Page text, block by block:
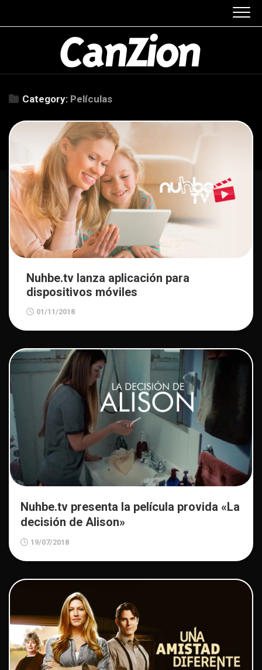
Category: Películas
Nuhbe.tv lanza aplicación para
dispositivos móviles
01/11/2018
Nuhbe.tv presenta la película provida «La
decisión de Alison»
19/07/2018